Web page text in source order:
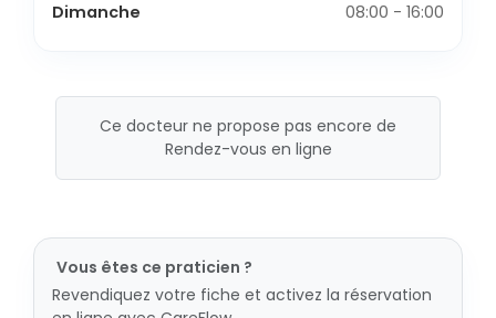
Dimanche
08:00 - 16:00
Ce docteur ne propose pas encore de
Rendez-vous en ligne
Vous êtes ce praticien ?
Revendiquez votre fiche et activez la réservation